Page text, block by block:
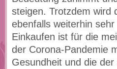
steigen. Trotzdem wird
ebenfalls weiterhin
Einkaufen ist für die
der Corona-Pandemie
Gesundheit und die